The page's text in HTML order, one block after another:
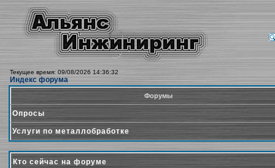
Текущее время: 09/08/2026 14:36:32
Индекс форума
Форумы
Опросы
Услуги по металлобработке
Кто сейчас на форуме